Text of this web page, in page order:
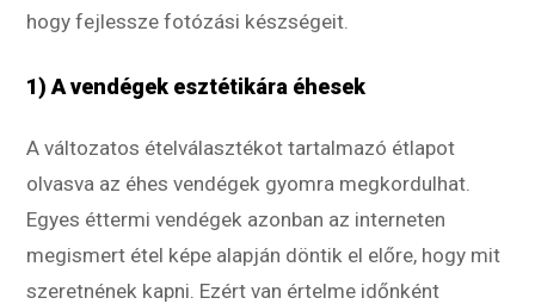
hogy fejlessze fotózási készségeit.
1) A vendégek esztétikára éhesek
A változatos ételválasztékot tartalmazó étlapot
olvasva az éhes vendégek gyomra megkordulhat.
Egyes éttermi vendégek azonban az interneten
megismert étel képe alapján döntik el előre, hogy mit
szeretnének kapni. Ezért van értelme időnként